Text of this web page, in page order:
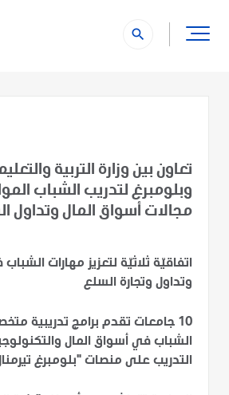
search
تعاون بين وزارة التربية
وبلومبرغ لتدريب الشباب
مجالات أسواق المال وتداول
اتفاقيّة ثلاثيّة لتعزيز مهارات
وتداول وتجارة السلع
10 جامعات تقدم برامج تدريبية
الشباب في أسواق المال
التدريب على منصات "بلومبرغ